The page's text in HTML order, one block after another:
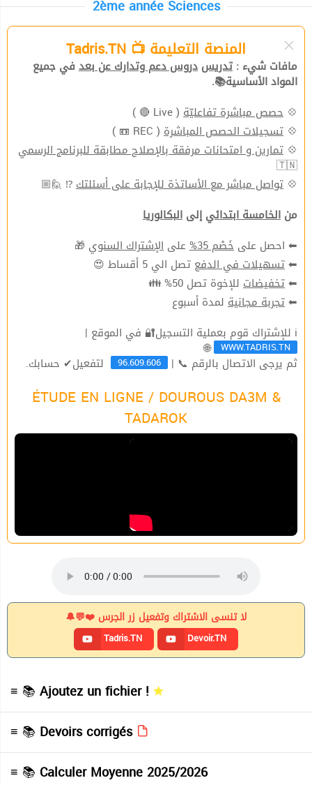
2ème année Sciences
المنصة التعليمة 📺 Tadris.TN
مافات شيء : تدريس دروس دعم وتدارك عن بعد في جميع
المواد الأساسية📚.
💠 حصص مباشرة تفاعليّة ( Live 🔴 )
💠 تسجيلات الحصص المباشرة ( REC 📼 )
💠 تمارين و امتحانات مرفقة بالإصلاح مطابقة للبرنامج الرسمي
🇹🇳
💠 تواصل مباشر مع الأساتذة للإجابة على أسئلتك⁉ 🙋🏼
من الخامسة ابتدائي إلى البكالوريا
⬅ احصل على خَصْم 35% على الإشتراك السنوي 🎁
⬅تسهيلات في الدفع تصل الي 5 أقساط 😍
⬅تخفيضات للإخوة تصل 50% 👪
⬅تجربة مجانية لمدة أسبوع
ℹ للإشتراك قوم بعملية التسجيل🔐 في الموقع |
WWW.TADRIS.TN
🌐
ثم يرجى الاتصال بالرقم 📞 | 96.609.606 لتفعيل✔ حسابك.
ÉTUDE EN LIGNE / DOUROUS DA3M &
TADAROK
لا تنسى الاشتراك وتفعيل زر الجرس ❤️💬🔔
Tadris.TN Devoir.TN
≡ 📚 Ajoutez un fichier !
≡ 📚 Devoirs corrigés
≡ 📚 Calculer Moyenne 2025/2026